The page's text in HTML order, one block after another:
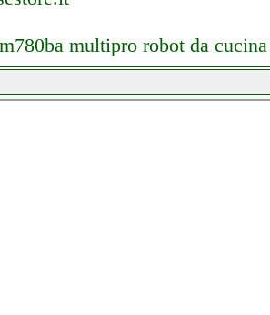
multipro robot da
stufa a combustibile